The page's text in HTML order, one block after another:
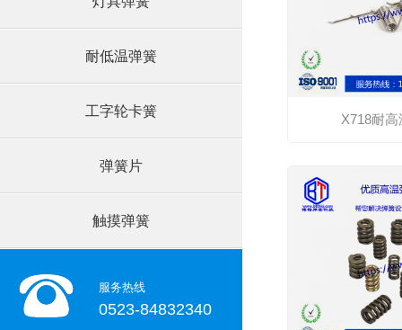
耐低温弹簧
工字轮卡簧
弹簧片
触摸弹簧
服务热线
0523-84832340
X718耐